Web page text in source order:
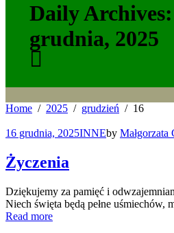
Daily
grudnia, 2025
Home 2025 grudzień 16
16 grudnia, 2025INNEby Małgorzata
Życzenia
Dziękujemy za pamięć i
Niech święta będą pełne uśmiechów,
Read more